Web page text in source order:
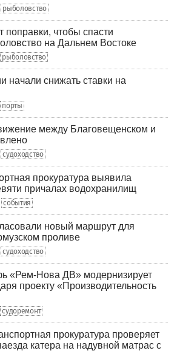
рыболовство
поправки, чтобы спасти
на Дальнем Востоке
рыболовство
начали снижать ставки на
порты
между Благовещенском и
судоходство
прокуратура выявила
причалах водохранилищ
события
новый маршрут для
проливе
судоходство
«Рем-Нова ДВ» модернизирует
проекту «Производительность
судоремонт
прокуратура проверяет
катера на надувной матрас с